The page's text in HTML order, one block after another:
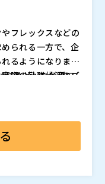
フレックスなどの
られる一方で、企
るようになりま
じめとした各種ロ
が、現場ではデー
に把握できず、管
ません。
際の勤務状況のズ
グデータを人事が
れ残業は、未払い
々な労務リスクに
くい勤務実態の把
反事例や留意点を
る仕事可視化ツー
）